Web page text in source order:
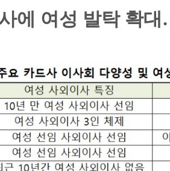
에 여성 발탁 확